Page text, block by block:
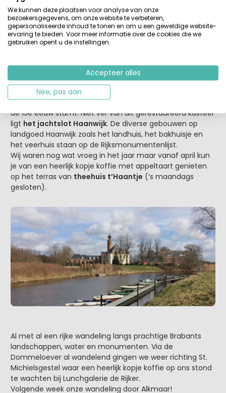
Buurtschap Halder
uiteindelijk bij buurtschap Halder uit, hier komen de rivier
de Dommel en de Essche stroom bij elkaar. Op nog geen
100 meter van dit buurtschap ligt
Herlaer(rijksmonument), waarvan de traptoren nog uit
de 15e eeuw stamt. Niet ver van dit gerestaureerd kasteel
ligt het jachtslot Haanwijk. De diverse gebouwen op
landgoed Haanwijk zoals het landhuis, het bakhuisje en
het veerhuis staan op de Rijksmonumentenlijst.
Wij waren nog wat vroeg in het jaar maar vanaf april kun
je van een heerlijk kopje koffie met appeltaart genieten
op het terras van theehuis t’Haantje (’s maandags
gesloten).
Al met al een rijke wandeling langs prachtige Brabants
landschappen, water en monumenten. Via de
Dommeloever al wandelend gingen we weer richting St.
Michielsgestel waar een heerlijk kopje koffie op ons stond
te wachten bij Lunchgalerie de Rijker.
Volgende week onze wandeling door Alkmaar!
We kunnen deze plaatsen voor analyse van onze
bezoekersgegevens, om onze website te verbeteren,
gepersonaliseerde inhoud te tonen en om u een geweldige website-
ervaring te bieden. Voor meer informatie over de cookies die we
gebruiken opent u de instellingen.
Accepteer alles
Nee, pas aan